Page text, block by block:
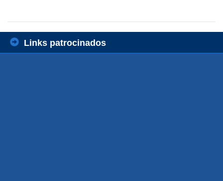
Links patrocinados